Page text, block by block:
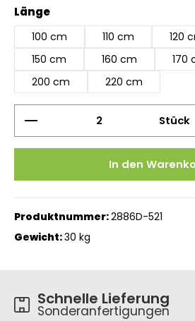
Längeauswählen
100 cm 110 cm 120
150 cm
160 cm 170
200 cm
220 cm
Produkt Anzahl: Gib denStück
In den
Produktnummer:2886D-521
Gewicht:30 kg
Schnelle Lieferung
Sonderanfertigungen